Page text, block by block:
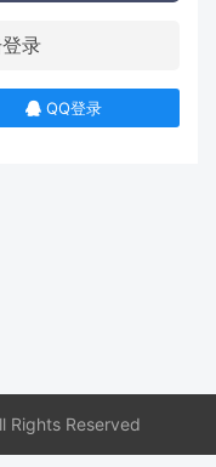
录
QQ登录
Rights Reserved